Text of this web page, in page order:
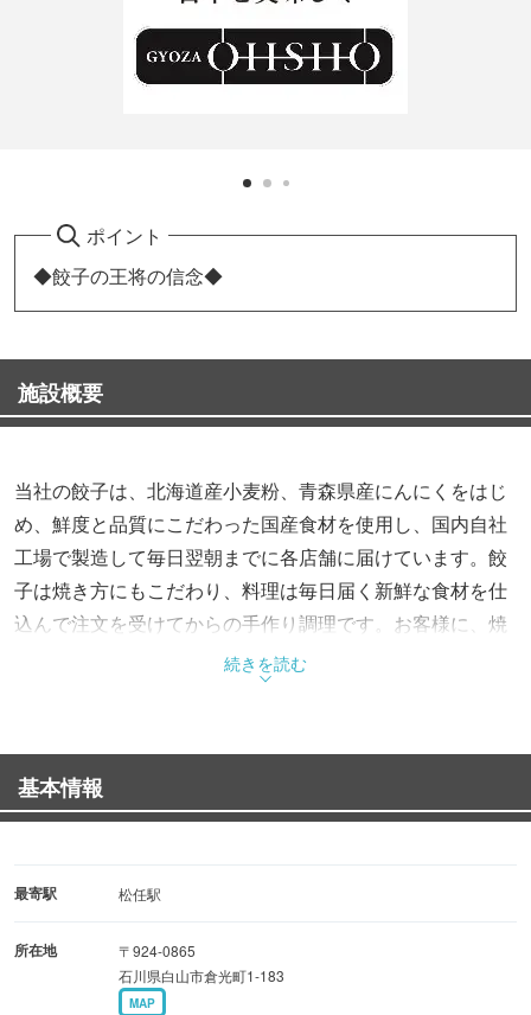
ポイント
◆餃子の王将の信念◆
施設概要
当社の餃子は、北海道産小麦粉、青森県産にんにくをはじ
め、鮮度と品質にこだわった国産食材を使用し、国内自社
工場で製造して毎日翌朝までに各店舗に届けています。餃
子は焼き方にもこだわり、料理は毎日届く新鮮な食材を仕
込んで注文を受けてからの手作り調理です。お客様に、焼
き立ての餃子や出来立ての料理を美味しく召し上がってい
ただくことにこだわり続ける・・・それが餃子の王将の変
続きを読む
基本情報
最寄駅 松任駅
所在地
〒924-0865
石川県白山市倉光町1-183
MAP